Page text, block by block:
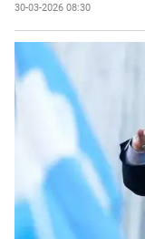
30-03-2026 08:30